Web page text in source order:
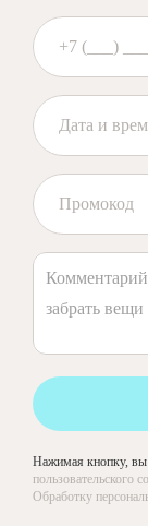
Нажимая кнопку, вы
пользовательского
Обработку